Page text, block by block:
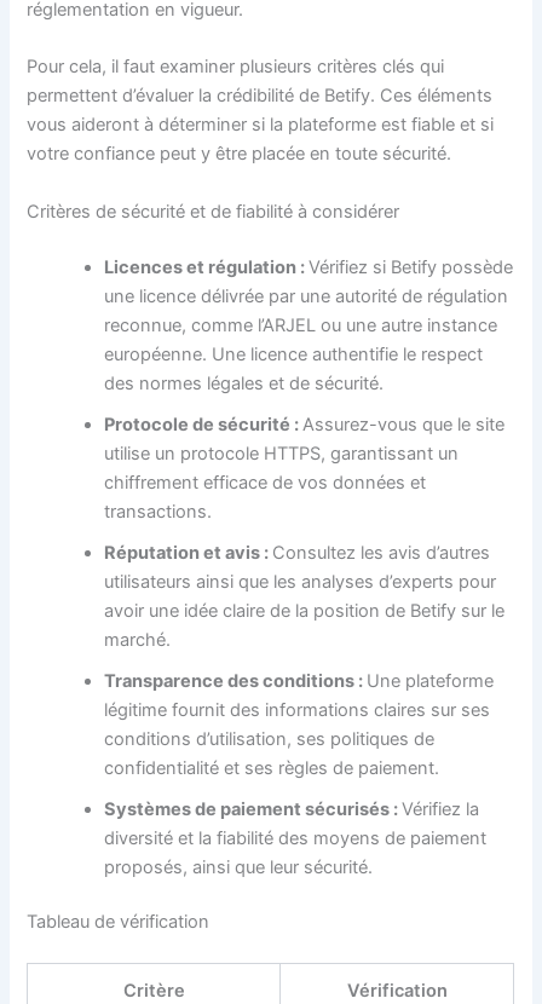
réglementation en vigueur.
Pour cela, il faut examiner plusieurs critères clés qui
permettent d’évaluer la crédibilité de Betify. Ces éléments
vous aideront à déterminer si la plateforme est fiable et si
votre confiance peut y être placée en toute sécurité.
Critères de sécurité et de fiabilité à considérer
Licences et régulation :Vérifiez si Betify possède
une licence délivrée par une autorité de régulation
reconnue, comme l’ARJEL ou une autre instance
européenne. Une licence authentifie le respect
des normes légales et de sécurité.
Protocole de sécurité : Assurez-vous que le site
utilise un protocole HTTPS, garantissant un
chiffrement efficace de vos données et
transactions.
Réputation et avis : Consultez les avis d’autres
utilisateurs ainsi que les analyses d’experts pour
avoir une idée claire de la position de Betify sur le
marché.
Transparence des conditions : Une plateforme
légitime fournit des informations claires sur ses
conditions d’utilisation, ses politiques de
confidentialité et ses règles de paiement.
Systèmes de paiement sécurisés :Vérifiez la
diversité et la fiabilité des moyens de paiement
proposés, ainsi que leur sécurité.
Tableau de vérification
Critère Vérification